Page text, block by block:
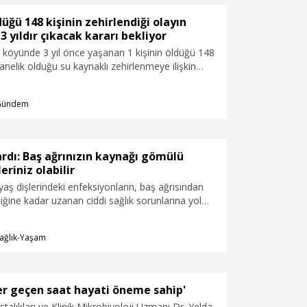
kaybı riski yüzde 60’dan yüzde 20’ye
148 kişinin zehirlendiği olayın
yıldır çıkacak kararı bekliyor
3 yıl önce yaşanan 1 kişinin öldüğü 148
olduğu su kaynaklı zehirlenmeye ilişkin
belirterek, “Bilirkişi raporu 778
tedavileri devam ediyor” dedi.
Baş ağrınızın kaynağı gömülü
olabilir
dişlerindeki enfeksiyonların, baş ağrısından
kadar uzanan ciddi sağlık sorunlarına yol
çekti.Yaşam
geçen saat hayati öneme sahip'